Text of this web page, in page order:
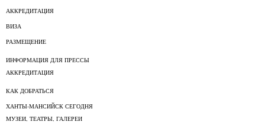
АККРЕДИТАЦИЯ
ВИЗА
РАЗМЕЩЕНИЕ
ИНФОРМАЦИЯ ДЛЯ ПРЕССЫ
АККРЕДИТАЦИЯ
КАК ДОБРАТЬСЯ
ХАНТЫ-МАНСИЙСК СЕГОДНЯ
МУЗЕИ, ТЕАТРЫ, ГАЛЕРЕИ